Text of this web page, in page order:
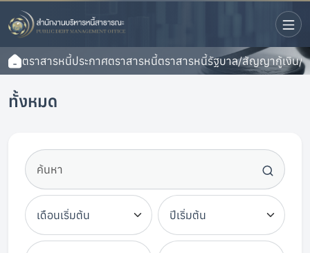
ตราสารหนี้ประกาศตราสารหนี้ตราสารหนี้รัฐบาล/สัญญากู้เงิน/
ทั้งหมด